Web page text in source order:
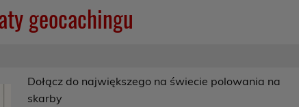
geocachingu
Dołącz do największego na świecie polowania na
skarby